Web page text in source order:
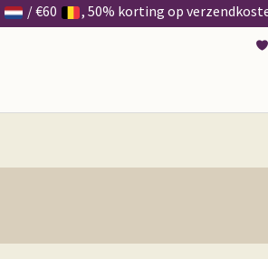
/ €60
, 50% korting op